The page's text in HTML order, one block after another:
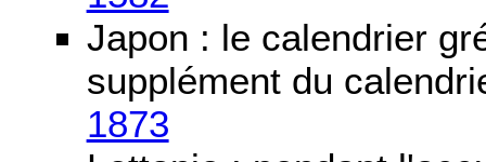
Japon : le calendrier
supplément du
1873